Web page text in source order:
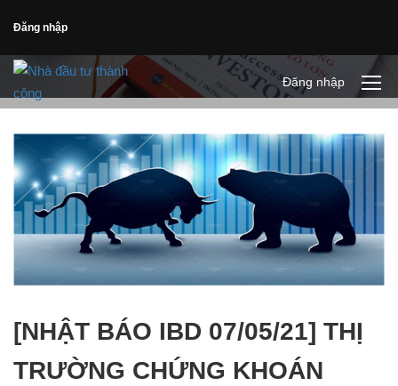
Đăng nhập
Đăng nhập
[NHẬT BÁO IBD 07/05/21] THỊ
TRƯỜNG CHỨNG KHOÁN